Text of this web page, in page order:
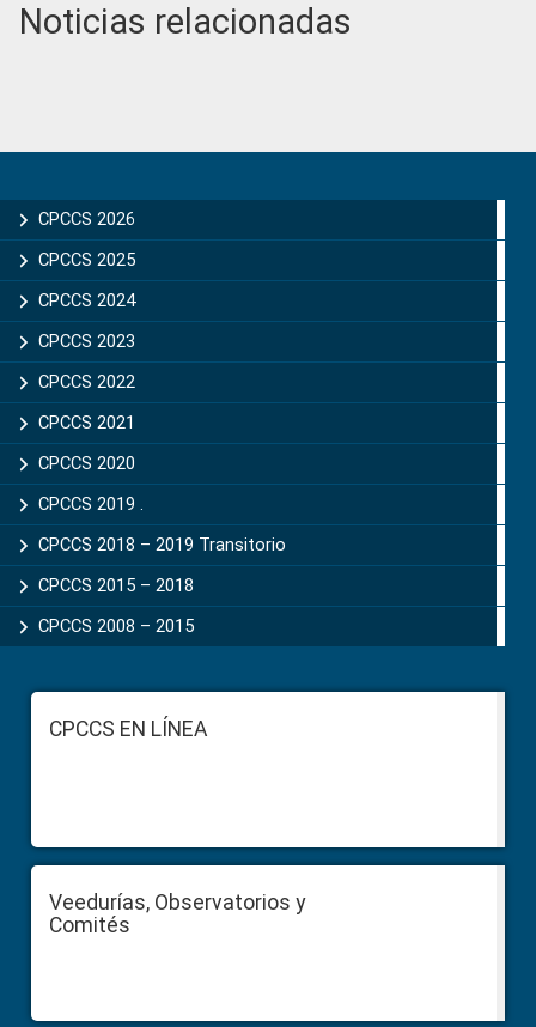
Noticias relacionadas
Sidebar
CPCCS 2026
CPCCS 2025
CPCCS 2024
CPCCS 2023
CPCCS 2022
CPCCS 2021
CPCCS 2020
CPCCS 2019 .
CPCCS 2018 – 2019 Transitorio
CPCCS 2015 – 2018
CPCCS 2008 – 2015
FooterCPCCS EN LÍNEA
Veedurías, Observatorios y
Comités